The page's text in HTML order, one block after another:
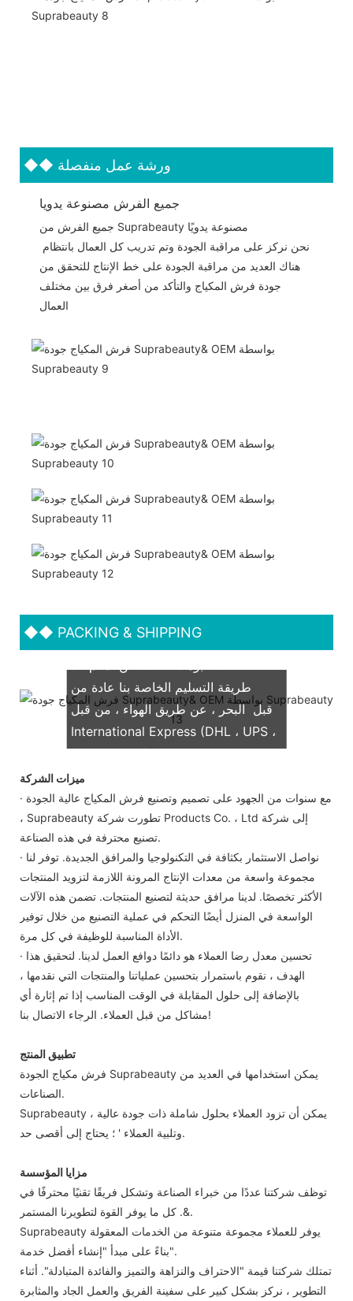
◆◆ ورشة عمل منفصلة
جميع الفرش مصنوعة يدويا
نحن نركز على مراقبة الجودة وتم تدريب كل العمال بانتظام
هناك العديد من مراقبة الجودة على خط الإنتاج للتحقق من
جودة فرش المكياج والتأكد من أصغر فرق بين مختلف
◆◆ PACKING & SHIPPING
طريقة التسليم الخاصة بنا عادة من
قبل البحر ، عن طريق الهواء ، من قبل
International Express (DHL ، UPS ،
TNT ، FedEx)
ميزات الشركة
· مع سنوات من الجهود على تصميم وتصنيع فرش المكياج عالية الجودة
، Suprabeauty تطورت شركة Products Co. ، Ltd إلى شركة
تصنيع محترفة في هذه الصناعة.
· نواصل الاستثمار بكثافة في التكنولوجيا والمرافق الجديدة. توفر لنا
مجموعة واسعة من معدات الإنتاج المرونة اللازمة لتزويد المنتجات
الأكثر تخصصًا. لدينا مرافق حديثة لتصنيع المنتجات. تضمن هذه الآلات
الواسعة في المنزل أيضًا التحكم في عملية التصنيع من خلال توفير
الأداة المناسبة للوظيفة في كل مرة.
· تحسين معدل رضا العملاء هو دائمًا دوافع العمل لدينا. لتحقيق هذا
الهدف ، نقوم باستمرار بتحسين عملياتنا والمنتجات التي نقدمها ،
بالإضافة إلى حلول المقابلة في الوقت المناسب إذا تم إثارة أي
مشاكل من قبل العملاء. الرجاء الاتصال بنا!
تطبيق المنتج
فرش مكياج الجودة Suprabeauty يمكن استخدامها في العديد من
الصناعات.
Suprabeauty يمكن أن تزود العملاء بحلول شاملة ذات جودة عالية ،
وتلبية العملاء ' ؛ يحتاج إلى أقصى حد.
مزايا المؤسسة
توظف شركتنا عددًا من خبراء الصناعة وتشكل فريقًا تقنيًا محترفًا في
&. كل ما يوفر القوة لتطويرنا المستمر.
Suprabeauty يوفر للعملاء مجموعة متنوعة من الخدمات المعقولة
بناءً على مبدأ "إنشاء أفضل خدمة".
تمتلك شركتنا قيمة "الاحتراف والنزاهة والتميز والفائدة المتبادلة". أثناء
التطوير ، نركز بشكل كبير على سفينة الفريق والعمل الجاد والمثابرة